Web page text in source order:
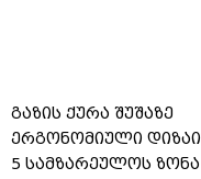
გაზის ქურა შუშაზე
ერგონომიული
5 სამზარეულოს ზონა